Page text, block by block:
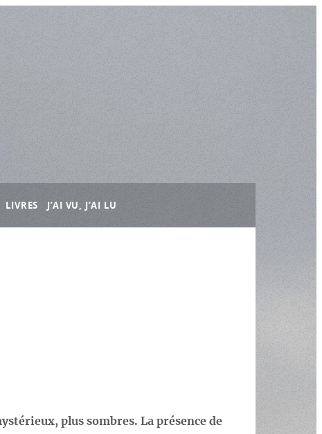
LIVRES J’AI VU, J’AI LU
plus sombres. La présence de